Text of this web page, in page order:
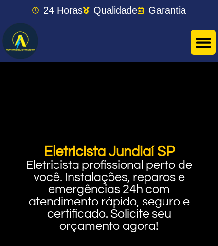
24 Horas Qualidade Garantia
Eletricista Jundiaí SP
Eletricista profissional perto de
você. Instalações, reparos e
emergências 24h com
atendimento rápido, seguro e
certificado. Solicite seu
orçamento agora!